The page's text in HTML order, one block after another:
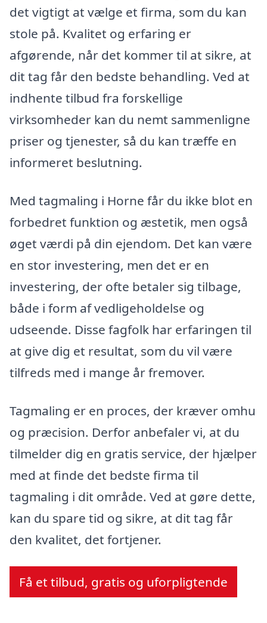
det vigtigt at vælge et firma, som du kan
stole på. Kvalitet og erfaring er
afgørende, når det kommer til at sikre, at
dit tag får den bedste behandling. Ved at
indhente tilbud fra forskellige
virksomheder kan du nemt sammenligne
priser og tjenester, så du kan træffe en
informeret beslutning.
Med tagmaling i Horne får du ikke blot en
forbedret funktion og æstetik, men også
øget værdi på din ejendom. Det kan være
en stor investering, men det er en
investering, der ofte betaler sig tilbage,
både i form af vedligeholdelse og
udseende. Disse fagfolk har erfaringen til
at give dig et resultat, som du vil være
tilfreds med i mange år fremover.
Tagmaling er en proces, der kræver omhu
og præcision. Derfor anbefaler vi, at du
tilmelder dig en gratis service, der hjælper
med at finde det bedste firma til
tagmaling i dit område. Ved at gøre dette,
kan du spare tid og sikre, at dit tag får
den kvalitet, det fortjener.
Få et tilbud, gratis og uforpligtende